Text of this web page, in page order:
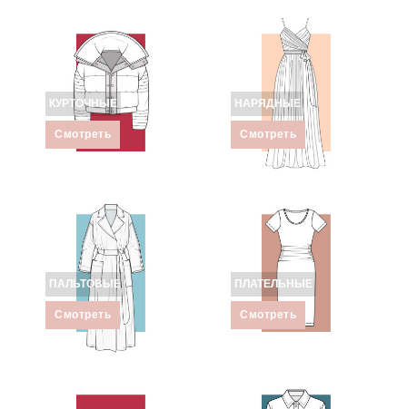
Смотреть
КУРТОЧНЫЕ
Смотреть
НАРЯДНЫЕ
Смотреть
ПАЛЬТОВЫЕ
Смотреть
ПЛАТЕЛЬНЫЕ